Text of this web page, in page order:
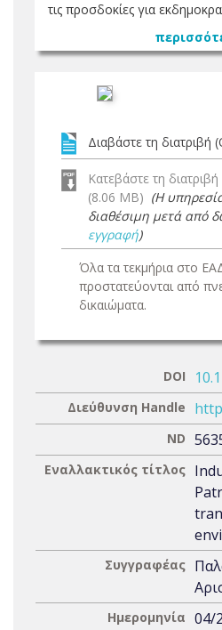
τις προσδοκίες για
Διαβάστε τη διατριβή
Κατεβάστε τη
(8.06 MB) (Η
διαθέσιμη μετά από
εγγραφή)
Όλα τα τεκμήρια στο
προστατεύονται από
δικαιώματα.
DOI
Διεύθυνση Handle
ND
Εναλλακτικός τίτλος
Συγγραφέας
Ημερομηνία 04/